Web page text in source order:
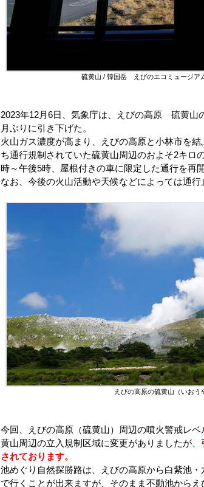
硫黄山 / 韓国岳 えびのエコミュージア
2023年12月6日、気象庁は、えびの高原 硫黄山
月ぶりに引き下げた。
火山ガス濃度が高まり、えびの高原と小林市を
ち通行規制されていた硫黄山周辺のおよそ2キロ
時～午後5時、屋根付きの車に限定した通行を再
なお、今後の火山活動や天候などによっては通行
えびの高原の硫黄山（いお
今回、えびの高原（硫黄山）周辺の噴火警戒レ
黄山周辺の立入規制区域に変更がありましたが、
されております。
池めぐり自然探勝路は、えびの高原から白紫池
で行くことが出来ますが、そのまま不動池から